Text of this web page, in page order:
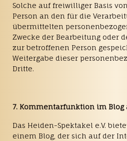
Solche auf freiwilliger Basis
Person an den für die
übermittelten
Zwecke der Bearbeitung oder
zur betroffenen Person
Weitergabe dieser
Dritte.
7. Kommentarfunktion im
Das Heiden-Spektakel e.V.
einem Blog, der sich auf der